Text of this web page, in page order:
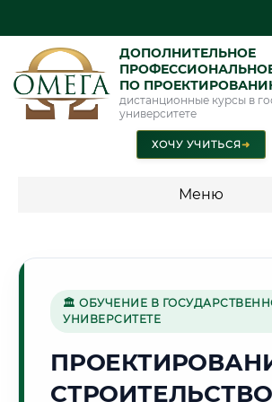
ДОПОЛНИТЕЛЬНОЕ
ПО
дистанционные курсы в
университете
ХОЧУ УЧИТЬСЯ➜
Меню
🛢️
Г. НИЖНЕВАРТОВСК
🏛 ОБУЧЕНИЕ В
УНИВЕРСИТЕТЕ
СТРОИТЕЛЬСТВО